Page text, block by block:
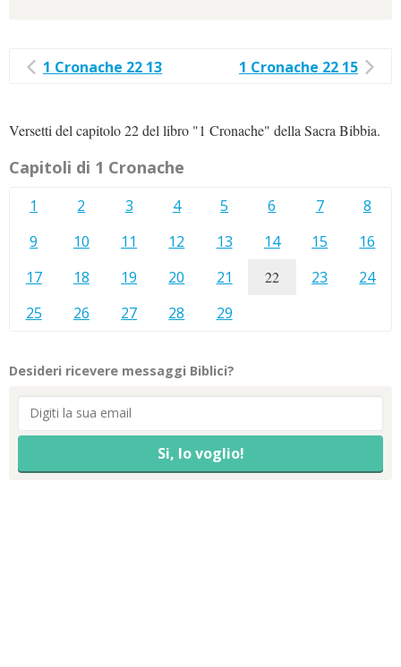
1 Cronache 22 13 1 Cronache 22 15
Versetti del capitolo 22 del libro "1 Cronache" della Sacra Bibbia.
Capitoli di 1 Cronache
1 2 3 4 5 6 7
8
9
10 11 12 13 14 15
16
17
18 19 20 21 22 23
24
25
26 27 28 29
Desideri ricevere messaggi Biblici?